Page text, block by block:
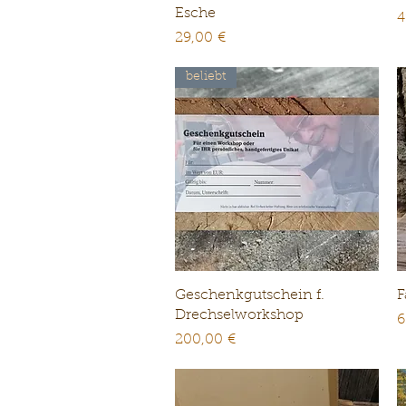
Esche
Preis
29,00 €
Schnellansicht
beliebt
Geschenkgutschein f.
Drechselworkshop
Preis
200,00 €